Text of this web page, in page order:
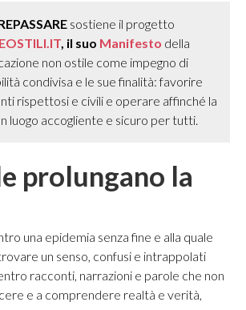
sostiene il progetto
, il suo Manifesto della
non ostile come impegno di
condivisa e le sue finalità: favorire
rispettosi e civili e operare affinché la
luogo accogliente e sicuro per tutti.
prolungano la
una epidemia senza fine e alla quale
un senso, confusi e intrappolati
racconti, narrazioni e parole che non
e a comprendere realtà e verità,